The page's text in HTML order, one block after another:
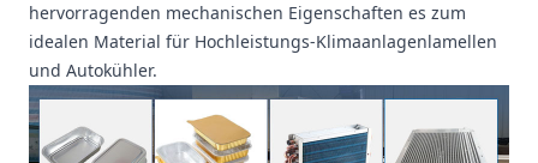
hervorragenden mechanischen Eigenschaften es zum
idealen Material für Hochleistungs-Klimaanlagenlamellen
und Autokühler.